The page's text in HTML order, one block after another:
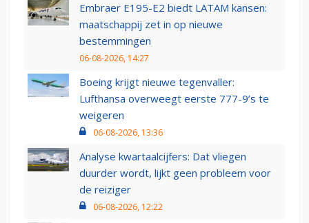
Embraer E195-E2 biedt LATAM kansen:
maatschappij zet in op nieuwe
bestemmingen
06-08-2026, 14:27
Boeing krijgt nieuwe tegenvaller:
Lufthansa overweegt eerste 777-9’s te
weigeren
06-08-2026, 13:36
Analyse kwartaalcijfers: Dat vliegen
duurder wordt, lijkt geen probleem voor
de reiziger
06-08-2026, 12:22